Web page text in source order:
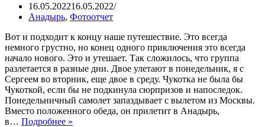
16.05.202216.05.2022
Анадырь, Фотоотчет
Вот и подходит к концу наше путешествие. Это всегда
немного грустно, но конец одного приключения это всегда
начало нового. Это и утешает. Так сложилось, что группа
разлетается в разные дни. Двое улетают в понедельник, я с
Сергеем во вторник, еще двое в среду. Чукотка не была бы
Чукоткой, если бы не подкинула сюрпризов и напоследок.
Понедельничный самолет запаздывает с вылетом из Москвы.
Вместо положенного обеда, он прилетит в Анадырь,
в… Подробнее »